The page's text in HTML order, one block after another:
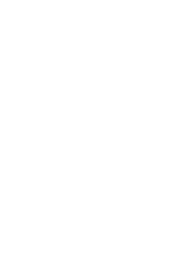
WA)banner buku yasin
undangan